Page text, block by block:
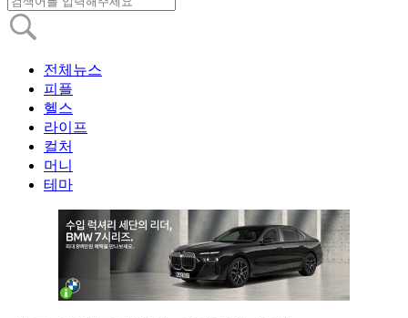
전체뉴스
피플
헬스
라이프
컬처
머니
테마